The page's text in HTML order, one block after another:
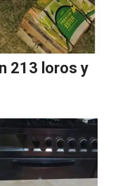
213 loros y